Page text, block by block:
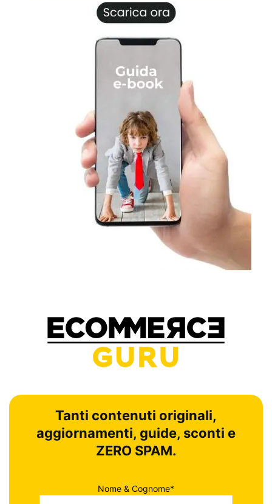
Tanti contenuti originali,
aggiornamenti, guide, sconti e
ZERO SPAM.
Nome & Cognome*